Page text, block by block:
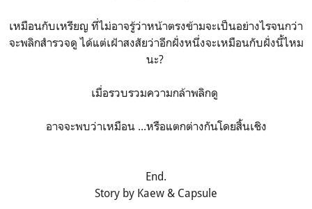
เหมือนกับเหรียญ ที่ไม่อาจรู้ว่าหน้าตรงข้ามจะเป็นอย่างไรจนกว่า
จะพลิกสำรวจดู ได้แต่เฝ้าสงสัยว่าอีกฝั่งหนึ่งจะเหมือนกับฝั่งนี้ไหม
นะ?
เมื่อรวบรวมความกล้าพลิกดู
อาจจะพบว่าเหมือน ...หรือแตกต่างกันโดยสิ้นเชิง
End.
Story by Kaew & Capsule